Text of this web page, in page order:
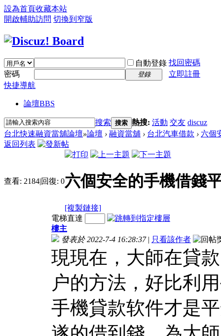
設為首頁收藏本站
開啟輔助訪問 切換到窄版
自動登錄 找回密碼
密碼
登錄
立即註冊
快捷導航
論壇BBS
搜索 搜索 熱搜: 活動 交友 discuz
台北快速融資當舖論壇»論壇 › 融資當舖 › 台北汽車借款 › 六個
返回列表
查看: 2184|回復: 0六個安全的手機借錢
[複製鏈接]
電梯直達
樓主
發表於 2022-7-4 16:28:37 | 只看該作者
現現在，大師在貸
户的方法，好比利
手機貸款软件才是